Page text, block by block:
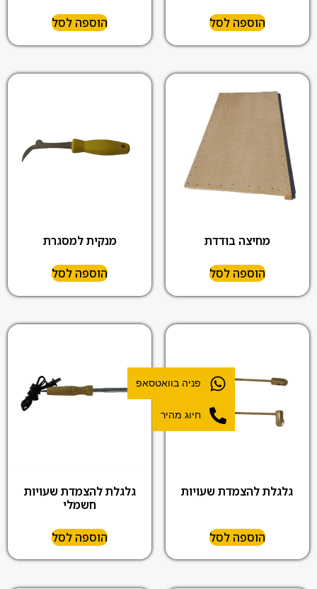
הוספה לסל הוספה לסל
מחיצה בודדת
הוספה לסל
מנקית למסגרת
הוספה לסל
גלגלת להצמדת שעויות
הוספה לסל
גלגלת להצמדת שעויות
חשמלי
הוספה לסל
פניה בוואטסאפ
חיוג מהיר